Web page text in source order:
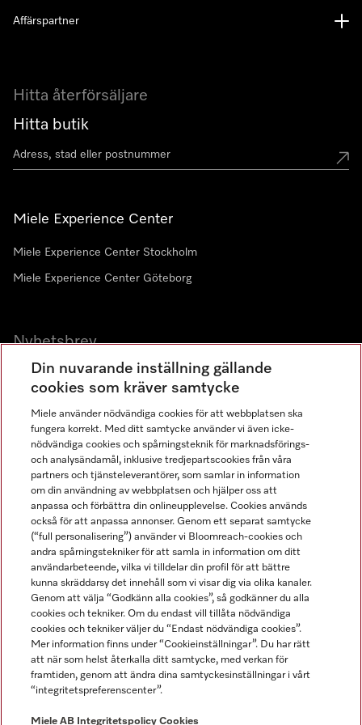
Hitta återförsäljare
Hitta butik
Miele Experience Center
Miele Experience Center Stockholm
Miele Experience Center Göteborg
Nyhetsbrev
Gå med i vår gemenskap
Affärspartner
Miele AB
Allmänna villkor
Användarvillkor
Miele tillgänglighetsförklaring
Lagen om digitala tjänster
Miele på LinkedIn
Miele på Facebook
Miele på Instagram
Miele på Youtube
Din nuvarande inställning gällande
cookies som kräver samtycke
Miele använder nödvändiga cookies för att webbplatsen ska
fungera korrekt. Med ditt samtycke använder vi även icke-
nödvändiga cookies och spårningsteknik för marknadsförings-
och analysändamål, inklusive tredjepartscookies från våra
partners och tjänsteleverantörer, som samlar in information
om din användning av webbplatsen och hjälper oss att
anpassa och förbättra din onlineupplevelse. Cookies används
också för att anpassa annonser. Genom ett separat samtycke
(“full personalisering”) använder vi Bloomreach-cookies och
andra spårningstekniker för att samla in information om ditt
användarbeteende, vilka vi tilldelar din profil för att bättre
kunna skräddarsy det innehåll som vi visar dig via olika kanaler.
Genom att välja “Godkänn alla cookies”, så godkänner du alla
cookies och tekniker. Om du endast vill tillåta nödvändiga
cookies och tekniker väljer du “Endast nödvändiga cookies”.
Mer information finns under “Cookieinställningar”. Du har rätt
att när som helst återkalla ditt samtycke, med verkan för
framtiden, genom att ändra dina samtyckesinställningar i vårt
“integritetspreferenscenter”.
Miele AB Integritetspolicy Cookies